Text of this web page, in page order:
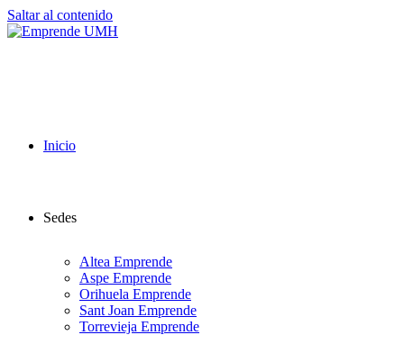
Saltar al contenido
Inicio
Sedes
Altea Emprende
Aspe Emprende
Orihuela Emprende
Sant Joan Emprende
Torrevieja Emprende